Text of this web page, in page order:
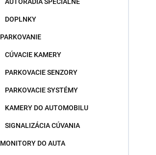
DOPLNKY
PARKOVANIE
CÚVACIE KAMERY
PARKOVACIE SENZORY
PARKOVACIE SYSTÉMY
KAMERY DO AUTOMOBILU
SIGNALIZÁCIA CÚVANIA
MONITORY DO AUTA